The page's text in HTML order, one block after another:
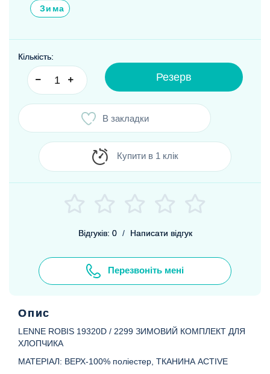
Зима
Кількість:
Резерв
В закладки
Купити в 1 клік
Відгуків: 0 / Написати відгук
Перезвоніть мені
Опис
LENNE ROBIS 19320D / 2299 ЗИМОВИЙ КОМПЛЕКТ ДЛЯ
ХЛОПЧИКА
МАТЕРІАЛ: ВЕРХ-100% поліестер, ТКАНИНА ACTIVE